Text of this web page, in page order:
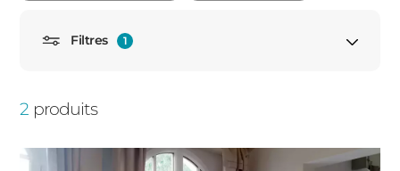
Filtres 1
Porte fenêtre
2 produits